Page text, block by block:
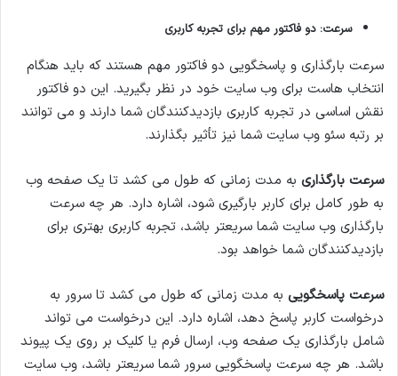
سرعت: دو فاکتور مهم برای تجربه کاربری
سرعت بارگذاری و پاسخگویی دو فاکتور مهم هستند که باید هنگام
انتخاب هاست برای وب سایت خود در نظر بگیرید. این دو فاکتور
نقش اساسی در تجربه کاربری بازدیدکنندگان شما دارند و می توانند
بر رتبه سئو وب سایت شما نیز تأثیر بگذارند.
سرعت بارگذاری به مدت زمانی که طول می کشد تا یک صفحه وب
به طور کامل برای کاربر بارگیری شود، اشاره دارد. هر چه سرعت
بارگذاری وب سایت شما سریعتر باشد، تجربه کاربری بهتری برای
بازدیدکنندگان شما خواهد بود.
سرعت پاسخگویی به مدت زمانی که طول می کشد تا سرور به
درخواست کاربر پاسخ دهد، اشاره دارد. این درخواست می تواند
شامل بارگذاری یک صفحه وب، ارسال فرم یا کلیک بر روی یک پیوند
باشد. هر چه سرعت پاسخگویی سرور شما سریعتر باشد، وب سایت